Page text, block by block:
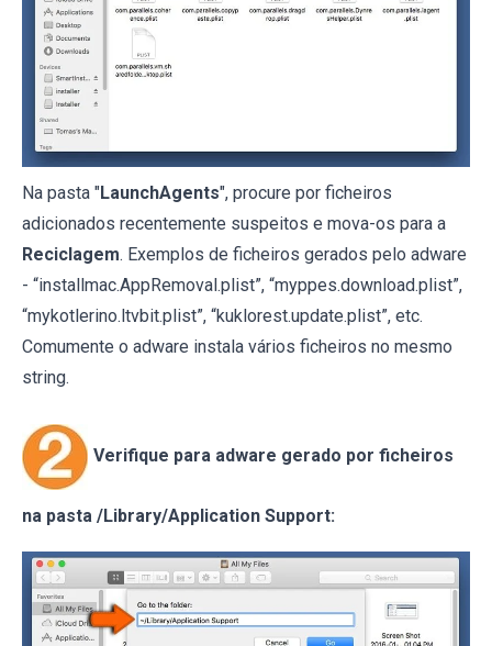
Na pasta "LaunchAgents", procure por ficheiros
adicionados recentemente suspeitos e mova-os para a
Reciclagem. Exemplos de ficheiros gerados pelo adware
- “installmac.AppRemoval.plist”, “myppes.download.plist”,
“mykotlerino.ltvbit.plist”, “kuklorest.update.plist”, etc.
Comumente o adware instala vários ficheiros no mesmo
string.
Verifique para adware gerado por ficheiros
na pasta /Library/Application Support: